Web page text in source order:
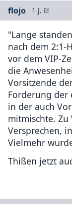
flojo 1 J.
"Lange
nach dem 2:1-
vor dem VIP-
die
Vorsitzende
Forderung der
in der auch
mitmischte. Zu
Versprechen,
Vielmehr
Thißen jetzt